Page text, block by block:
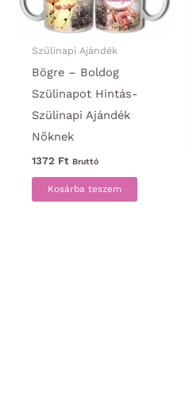
Szülinapi Ajándék
Bögre – Boldog
Szülinapot Hintás-
Szülinapi Ajándék
Nőknek
1372 Ft Bruttó
Kosárba teszem